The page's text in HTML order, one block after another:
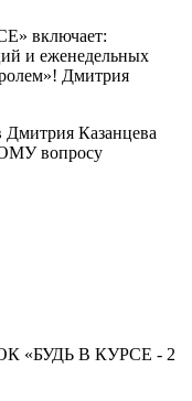
включает:
и еженедельных
Дмитрия
Дмитрия Казанцева
вопросу
В КУРСЕ - 2